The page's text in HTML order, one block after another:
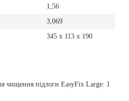
1,56
3,069
345 x 113 x 190
чищення підлоги EasyFix Large: 1